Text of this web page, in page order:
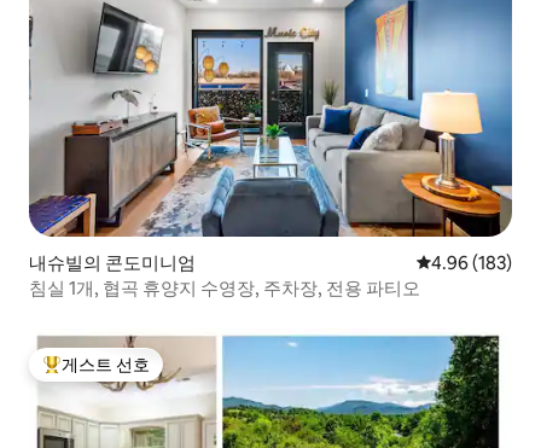
내슈빌의 콘도미니엄 평점 4.96점(5
4.96 (183)
침실 1개, 협곡 휴양지 수영장, 주차장, 전용 파티오
상위 게스트 선호
게스트 선호